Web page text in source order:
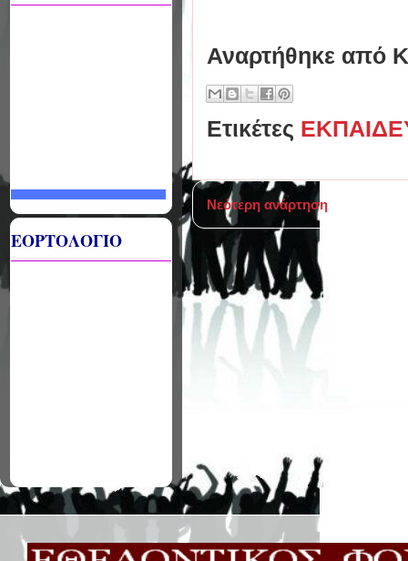
Αναρτήθηκε από
Ετικέτες
Νεότερη ανάρτηση
ΕΟΡΤΟΛΟΓΙΟ